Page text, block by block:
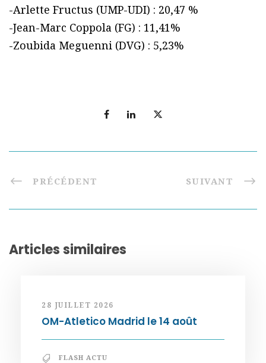
-Arlette Fructus (UMP-UDI) : 20,47 %
-Jean-Marc Coppola (FG) : 11,41%
-Zoubida Meguenni (DVG) : 5,23%
PRÉCÉDENT SUIVANT
Articles similaires
28 JUILLET 2026
OM-Atletico Madrid le 14 août
FLASH ACTU